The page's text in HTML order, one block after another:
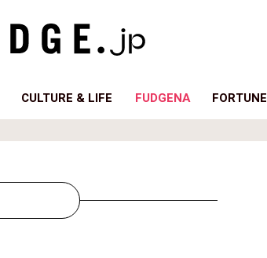
CULTURE & LIFE FUDGENA FORTUNE